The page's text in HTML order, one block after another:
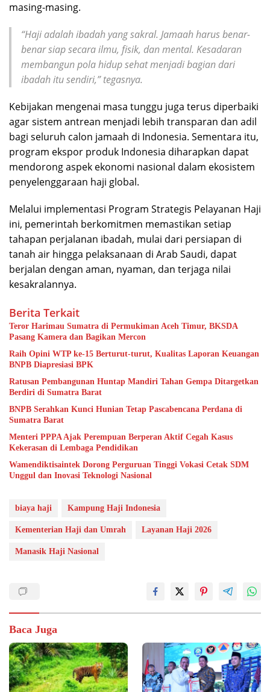
masing-masing.
“Haji adalah ibadah yang sakral. Jamaah harus benar-
benar siap secara ilmu, fisik, dan mental. Kesadaran
membangun pola hidup sehat menjadi bagian dari
ibadah itu sendiri,” tegasnya.
Kebijakan mengenai masa tunggu juga terus diperbaiki
agar sistem antrean menjadi lebih transparan dan adil
bagi seluruh calon jamaah di Indonesia. Sementara itu,
program ekspor produk Indonesia diharapkan dapat
mendorong aspek ekonomi nasional dalam ekosistem
penyelenggaraan haji global.
Melalui implementasi Program Strategis Pelayanan Haji
ini, pemerintah berkomitmen memastikan setiap
tahapan perjalanan ibadah, mulai dari persiapan di
tanah air hingga pelaksanaan di Arab Saudi, dapat
berjalan dengan aman, nyaman, dan terjaga nilai
kesakralannya.
Berita Terkait
Teror Harimau Sumatra di Permukiman Aceh Timur, BKSDA
Pasang Kamera dan Bagikan Mercon
Raih Opini WTP ke-15 Berturut-turut, Kualitas Laporan Keuangan
BNPB Diapresiasi BPK
Ratusan Pembangunan Huntap Mandiri Tahan Gempa Ditargetkan
Berdiri di Sumatra Barat
BNPB Serahkan Kunci Hunian Tetap Pascabencana Perdana di
Sumatra Barat
Menteri PPPA Ajak Perempuan Berperan Aktif Cegah Kasus
Kekerasan di Lembaga Pendidikan
Wamendiktisaintek Dorong Perguruan Tinggi Vokasi Cetak SDM
Unggul dan Inovasi Teknologi Nasional
biaya haji Kampung Haji Indonesia
Kementerian Haji dan Umrah Layanan Haji 2026
Manasik Haji Nasional
Baca Juga